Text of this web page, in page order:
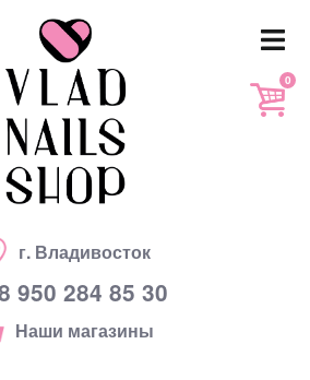
г. Владивосток
950 284 85 30
Наши магазины
0